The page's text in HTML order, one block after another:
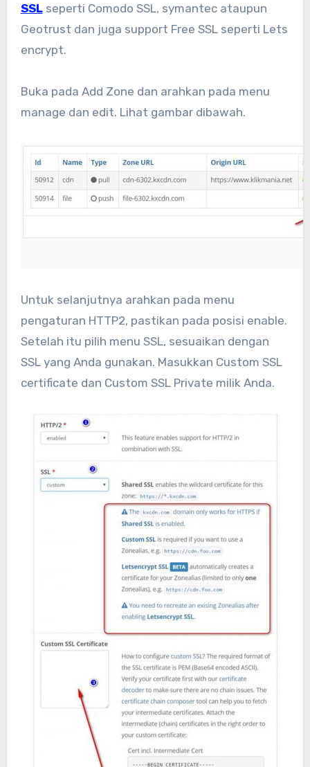
SSL seperti Comodo SSL, symantec ataupun
Geotrust dan juga support Free SSL seperti Lets
encrypt.
Buka pada Add Zone dan arahkan pada menu
manage dan edit. Lihat gambar dibawah.
Untuk selanjutnya arahkan pada menu
pengaturan HTTP2, pastikan pada posisi enable.
Setelah itu pilih menu SSL, sesuaikan dengan
SSL yang Anda gunakan. Masukkan Custom SSL
certificate dan Custom SSL Private milik Anda.